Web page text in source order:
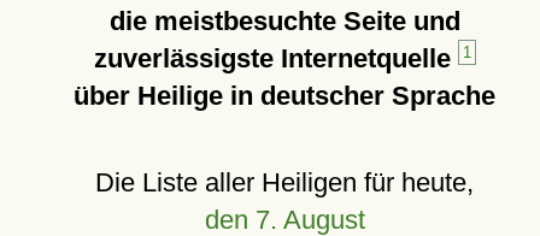
die meistbesuchte Seite und
zuverlässigste Internetquelle
1
über Heilige in deutscher Sprache
Die Liste aller Heiligen für heute,
den 7. August